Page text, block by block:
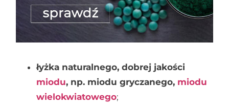
łyżka naturalnego, dobrej jakości
miodu, np. miodu gryczanego, miodu
wielokwiatowego;